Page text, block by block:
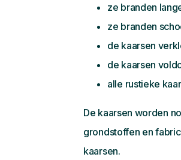
ze branden
ze branden
de kaarsen
de kaarsen
alle rustieke
De kaarsen worden
grondstoffen en
kaarsen.